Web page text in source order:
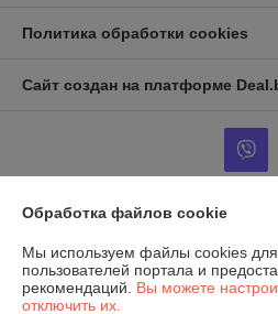
Политика обработки cookies
Сайт создан на платформе
Юридическое лицо:Общество с
«КулинарБел»
230021 РБ, г. Гродно, ул. Лиможа 54
Обработка файлов cookie
Мы используем файлы cookies для
пользователей портала и
рекомендаций. Вы можете
отключить их.